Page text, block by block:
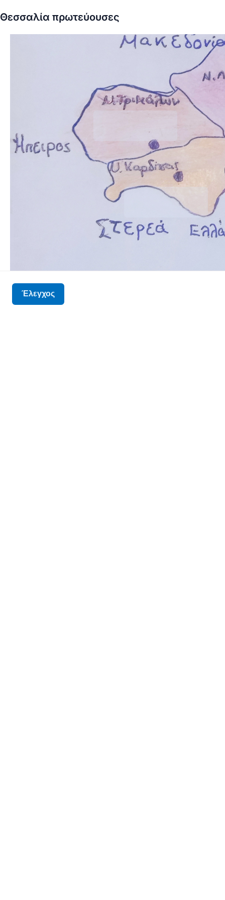
Θεσσαλία πρωτεύουσες
Έλεγχος